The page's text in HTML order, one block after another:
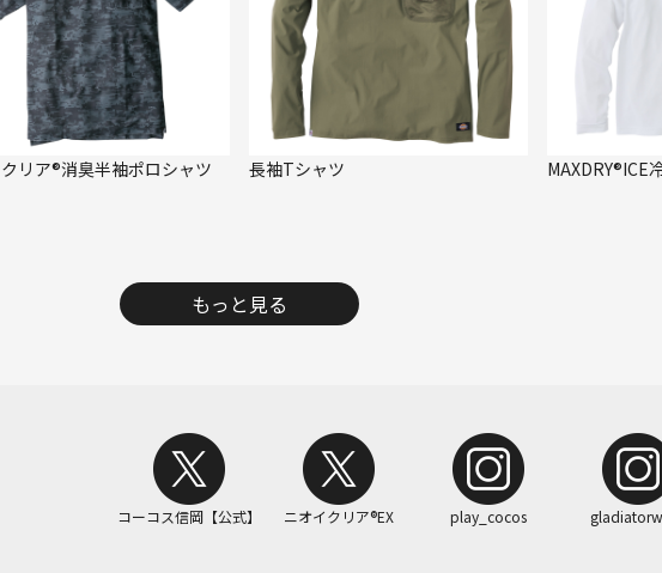
リア®消臭半袖ポロシャツ 長袖Tシャツ MAXDRY®ICE
もっと見る
コーコス信岡【公式】 ニオイクリア®EX play_cocos